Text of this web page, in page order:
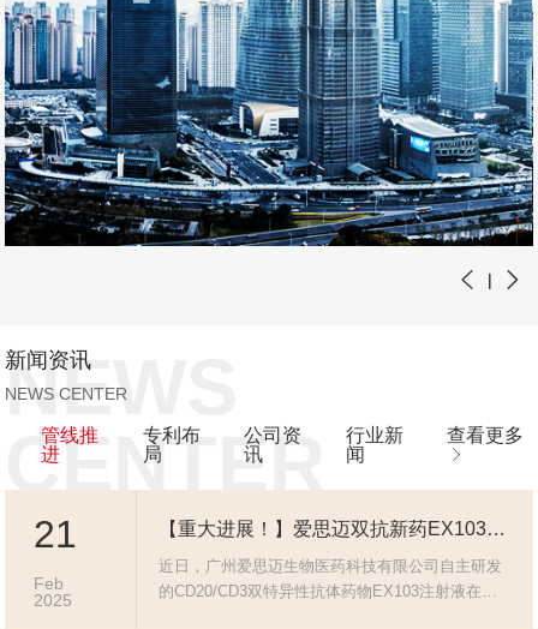
|
新闻资讯
NEWS CENTER
NEWS
CENTER
管线推
进
专利布
局
公司资
讯
行业新
闻
查看更多
21
Feb
2025
【重大进展！】爱思迈双抗新药EX103初步II期临床数据再创佳绩，疗效显著超越全球同类产品，同时将进军自免领域！
近日，广州爱思迈生物医药科技有限公司自主研发
的CD20/CD3双特异性抗体药物EX103注射液在复